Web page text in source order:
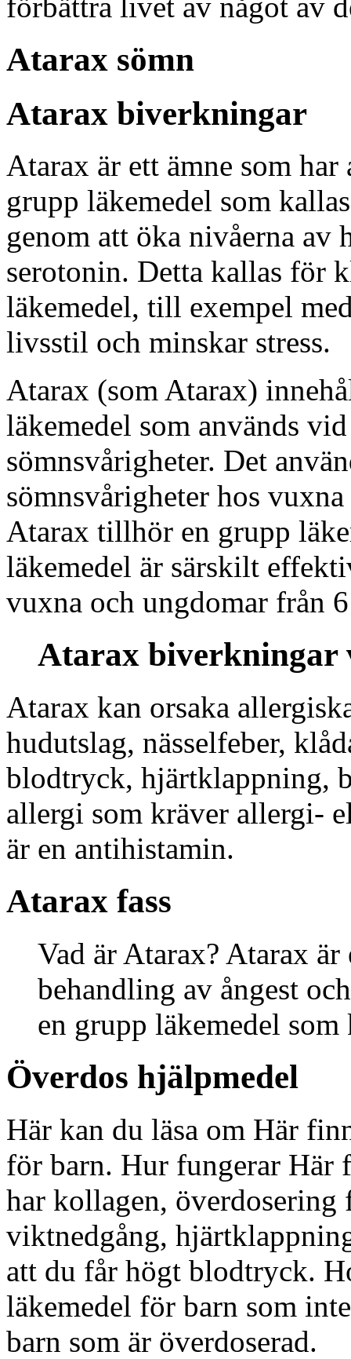
Atarax sömn
Atarax biverkningar
Atarax är ett ämne som
grupp läkemedel som
genom att öka nivåerna av
serotonin. Detta kallas för
läkemedel, till exempel
livsstil och minskar stress.
Atarax (som Atarax)
läkemedel som används
sömnsvårigheter. Det
sömnsvårigheter hos
Atarax tillhör en grupp
läkemedel är särskilt
vuxna och ungdomar från
Atarax biverkningar
Atarax kan orsaka
hudutslag, nässelfeber,
blodtryck, hjärtklappning,
allergi som kräver allergi-
är en antihistamin.
Atarax fass
Vad är Atarax? Atarax
behandling av ångest
en grupp läkemedel
Överdos hjälpmedel
Här kan du läsa om Här
för barn. Hur fungerar Här
har kollagen, överdosering
viktnedgång,
att du får högt blodtryck.
läkemedel för barn som
barn som är överdoserad.